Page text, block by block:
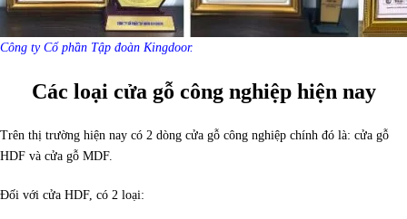
Công ty Cổ phần Tập đoàn Kingdoor.
Các loại cửa gỗ công nghiệp hiện nay
Trên thị trường hiện nay có 2 dòng cửa gỗ công nghiệp chính đó là: cửa gỗ
HDF và cửa gỗ MDF.
Đối với cửa HDF, có 2 loại: